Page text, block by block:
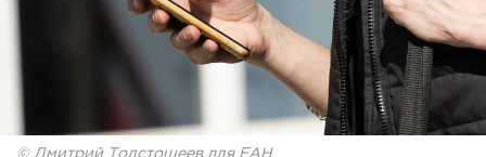
© Дмитрий Толстошеев для ЕАН